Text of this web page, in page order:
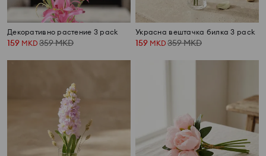
Декоративно растение 3 pack
159 MKD 359MKD
Украсна вештачка билка 3 pack
159 MKD 359MKD